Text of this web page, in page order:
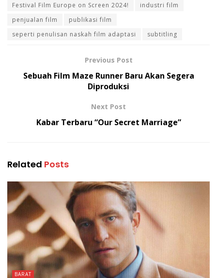
Festival Film Europe on Screen 2024!
industri film
penjualan film
publikasi film
seperti penulisan naskah film adaptasi
subtitling
Previous Post
Sebuah Film Maze Runner Baru Akan Segera
Diproduksi
Next Post
Kabar Terbaru “Our Secret Marriage”
Related Posts
BARAT